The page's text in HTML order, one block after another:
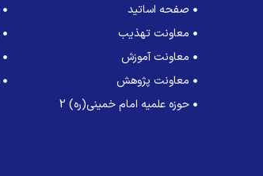
صفحه اساتید
معاونت تهذیب
معاونت آموزش
معاونت پژوهش
حوزه علمیه امام خمینی(ره) 2